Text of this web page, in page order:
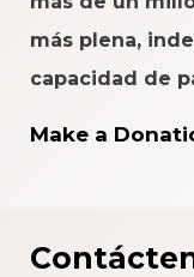
más plena,
capacidad de
Make a